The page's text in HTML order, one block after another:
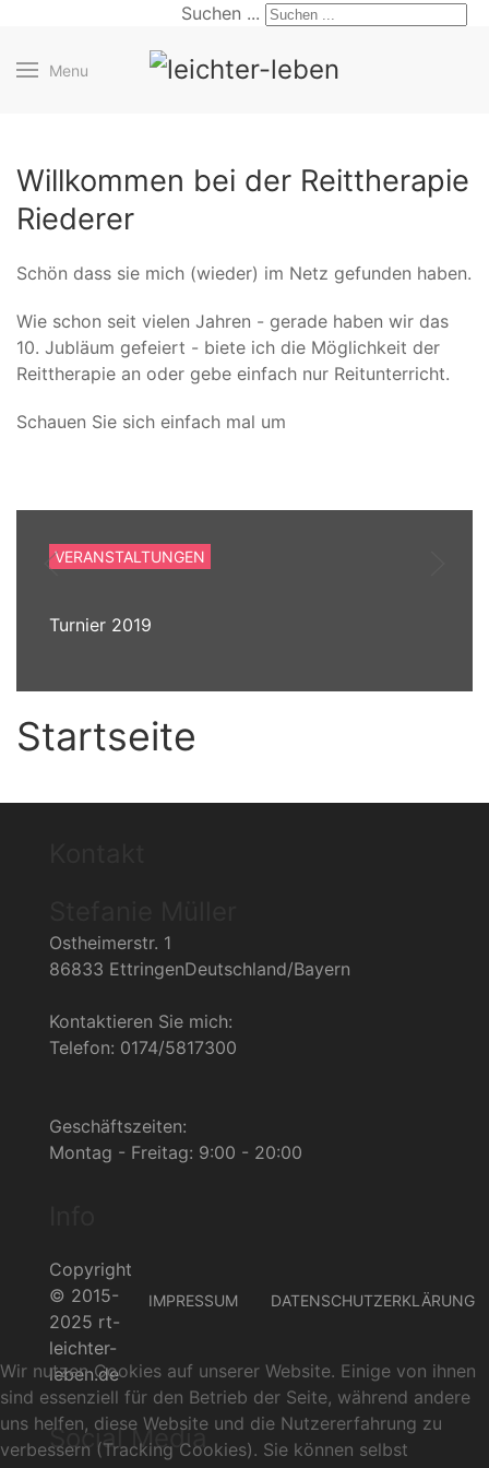
Suchen ...
Menu
Willkommen bei der Reittherapie
Riederer
Schön dass sie mich (wieder) im Netz gefunden haben.
Wie schon seit vielen Jahren - gerade haben wir das
10. Jubläum gefeiert - biete ich die Möglichkeit der
Reittherapie an oder gebe einfach nur Reitunterricht.
Schauen Sie sich einfach mal um
VERANSTALTUNGEN
Turnier 2019
Startseite
Ostheimerstr. 1
86833 EttringenDeutschland/Bayern
Kontaktieren Sie mich:
Telefon: 0174/5817300
Geschäftszeiten:
Montag - Freitag: 9:00 - 20:00
Copyright
© 2015-
2025 rt-
leichter-
leben.de
IMPRESSUM DATENSCHUTZERKLÄRUNG
Social Media
Wir nutzen Cookies auf unserer Website. Einige von ihnen
sind essenziell für den Betrieb der Seite, während andere
uns helfen, diese Website und die Nutzererfahrung zu
verbessern (Tracking Cookies). Sie können selbst